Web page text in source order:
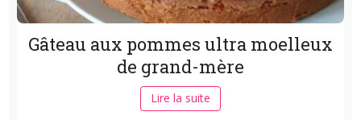
Gâteau aux pommes ultra moelleux
de grand-mère
Lire la suite